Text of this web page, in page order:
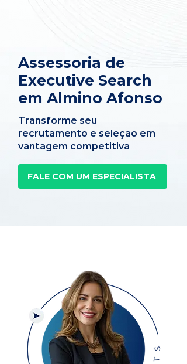
Assessoria de
Executive Search
em Almino Afonso
Transforme seu
recrutamento e seleção em
vantagem competitiva
FALE COM UM ESPECIALISTA